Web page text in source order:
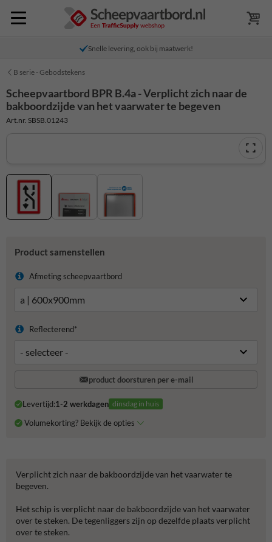
Snelle levering, ook bij maatwerk!
B serie - Gebodstekens
Scheepvaartbord BPR B.4a - Verplicht zich naar de
bakboordzijde van het vaarwater te begeven
Art.nr. SBSB.01243
Product samenstellen
Afmeting scheepvaartbord
Reflecterend*
product doorsturen per e-mail
Levertijd:1-2 werkdagen dinsdag in huis
Volumekorting? Bekijk de opties
Verplicht zich naar de bakboordzijde van het vaarwater te
begeven.
Het schip is verplicht naar de bakboordzijde van het vaarwater
over te steken. De tegenliggers zijn op dezelfde plaats verplicht
over te steken.